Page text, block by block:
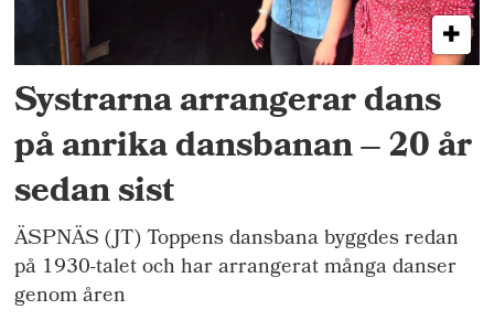
Systrarna arrangerar dans
på anrika dansbanan – 20 år
sedan sist
ÄSPNÄS (JT) Toppens dansbana byggdes redan
på 1930-talet och har arrangerat många danser
genom åren